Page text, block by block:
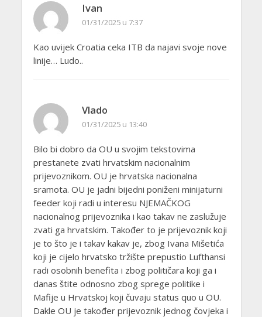
Ivan
01/31/2025 u 7:37
Kao uvijek Croatia ceka ITB da najavi svoje nove
linije… Ludo..
Vlado
01/31/2025 u 13:40
Bilo bi dobro da OU u svojim tekstovima
prestanete zvati hrvatskim nacionalnim
prijevoznikom. OU je hrvatska nacionalna
sramota. OU je jadni bijedni poniženi minijaturni
feeder koji radi u interesu NJEMAČKOG
nacionalnog prijevoznika i kao takav ne zaslužuje
zvati ga hrvatskim. Također to je prijevoznik koji
je to što je i takav kakav je, zbog Ivana Mišetića
koji je cijelo hrvatsko tržište prepustio Lufthansi
radi osobnih benefita i zbog političara koji ga i
danas štite odnosno zbog sprege politike i
Mafije u Hrvatskoj koji čuvaju status quo u OU.
Dakle OU je također prijevoznik jednog čovjeka i